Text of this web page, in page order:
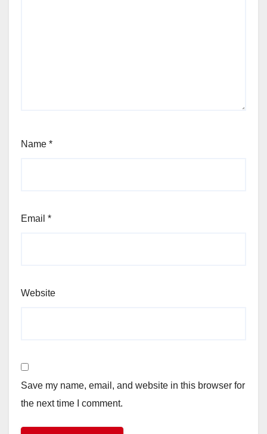
Name *
Email *
Website
Save my name, email, and website in this browser for
the next time I comment.